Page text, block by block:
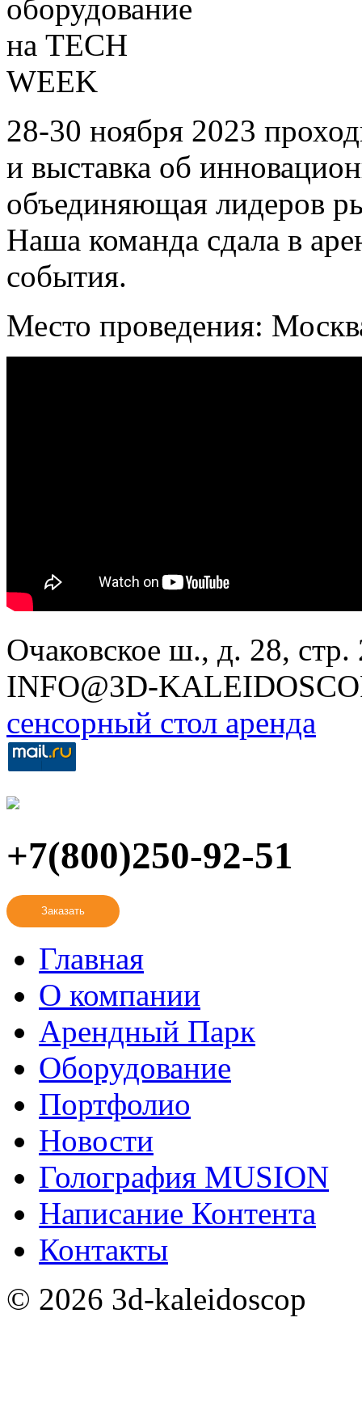
28-30 ноября 2023
и выставка об
объединяющая лидеров
Наша команда сдала в
события.
Место проведения:
Очаковское ш., д. 28, стр.
INFO@3D-
сенсорный стол аренда
+7(800)250-92-51
Заказать
Главная
О компании
Арендный Парк
Оборудование
Портфолио
Новости
Голография MUSION
Написание Контента
Контакты
© 2026 3d-kaleidoscop